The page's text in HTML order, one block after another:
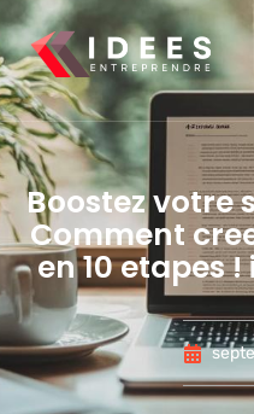
Boostez votre
Comment
en 10 etapes